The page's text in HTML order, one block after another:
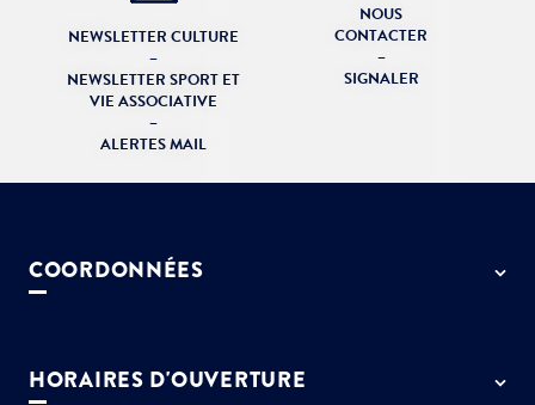
NEWSLETTER CULTURE
–
NEWSLETTER SPORT ET
VIE ASSOCIATIVE
–
ALERTES MAIL
NOUS
CONTACTER
–
SIGNALER
COORDONNÉES
01 64 13 55 55
HORAIRES D'OUVERTURE